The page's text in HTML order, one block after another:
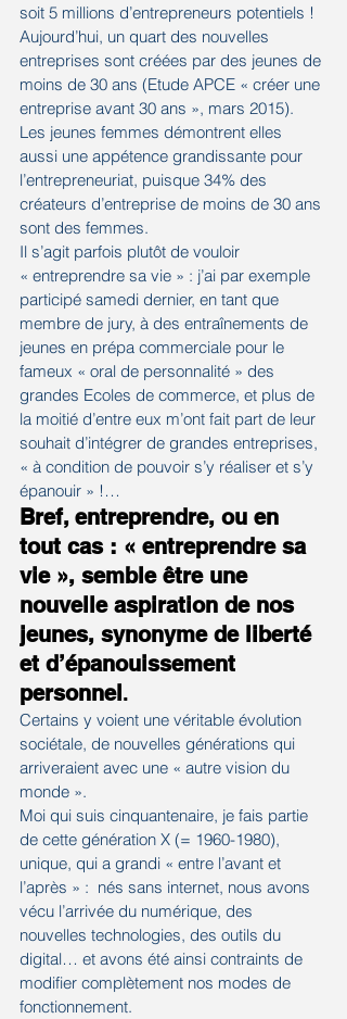
soit 5 millions d’entrepreneurs potentiels !
Aujourd’hui, un quart des nouvelles
entreprises sont créées par des jeunes de
moins de 30 ans (Etude APCE « créer une
entreprise avant 30 ans », mars 2015).
Les jeunes femmes démontrent elles
aussi une appétence grandissante pour
l’entrepreneuriat, puisque 34% des
créateurs d’entreprise de moins de 30 ans
sont des femmes.
Il s’agit parfois plutôt de vouloir
« entreprendre sa vie » : j’ai par exemple
participé samedi dernier, en tant que
membre de jury, à des entraînements de
jeunes en prépa commerciale pour le
fameux « oral de personnalité » des
grandes Ecoles de commerce, et plus de
la moitié d’entre eux m’ont fait part de leur
souhait d’intégrer de grandes entreprises,
« à condition de pouvoir s’y réaliser et s’y
épanouir » !…
Bref, entreprendre, ou en
tout cas : « entreprendre sa
vie », semble être une
nouvelle aspiration de nos
jeunes, synonyme de liberté
et d’épanouissement
personnel.
Certains y voient une véritable évolution
sociétale, de nouvelles générations qui
arriveraient avec une « autre vision du
monde ».
Moi qui suis cinquantenaire, je fais partie
de cette génération X (= 1960-1980),
unique, qui a grandi « entre l’avant et
l’après » :  nés sans internet, nous avons
vécu l’arrivée du numérique, des
nouvelles technologies, des outils du
digital… et avons été ainsi contraints de
modifier complètement nos modes de
fonctionnement.